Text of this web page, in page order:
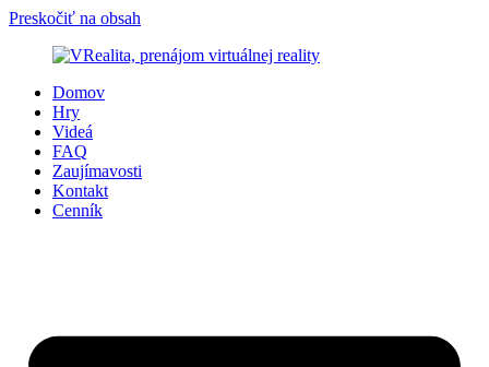
Preskočiť na obsah
Domov
Hry
Videá
FAQ
Zaujímavosti
Kontakt
Cenník